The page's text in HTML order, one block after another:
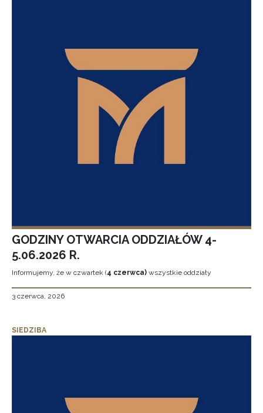
GODZINY OTWARCIA ODDZIAŁÓW 4-
5.06.2026 R.
Informujemy, że w czwartek (4 czerwca) wszystkie oddziały
3 czerwca, 2026
SIEDZIBA